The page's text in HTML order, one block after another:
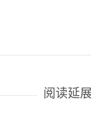
阅读延